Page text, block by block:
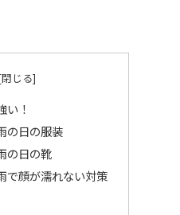
い！
の日の服装
の日の靴
で顔が濡れない対策